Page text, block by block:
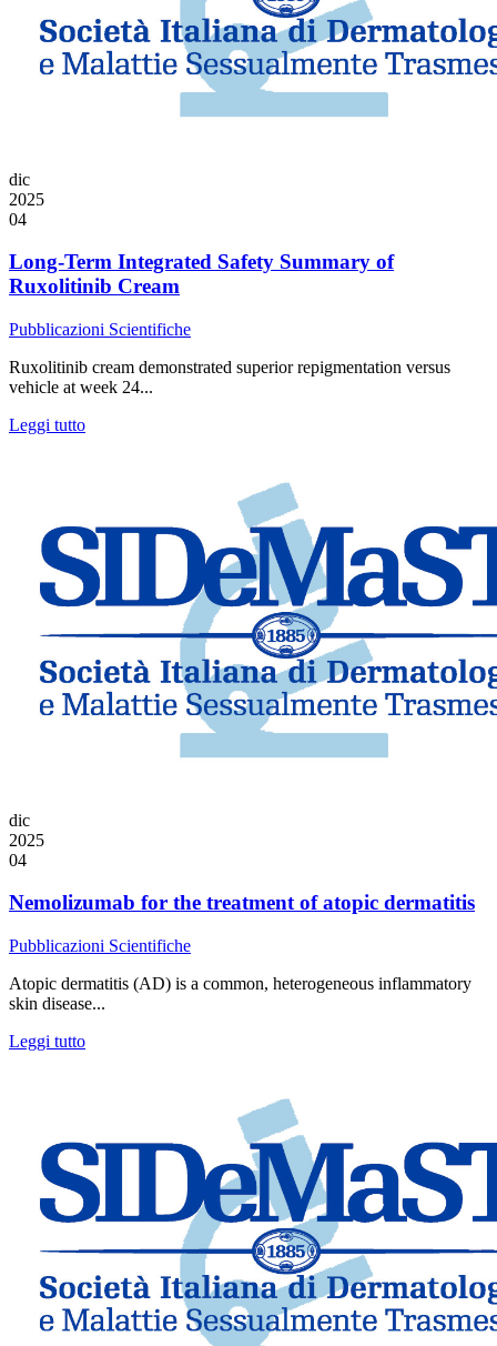
dic
2025
04
Long-Term Integrated Safety Summary of
Ruxolitinib Cream
Pubblicazioni Scientifiche
Ruxolitinib cream demonstrated superior repigmentation versus
vehicle at week 24...
Leggi tutto
dic
2025
04
Nemolizumab for the treatment of atopic dermatitis
Pubblicazioni Scientifiche
Atopic dermatitis (AD) is a common, heterogeneous inflammatory
skin disease...
Leggi tutto